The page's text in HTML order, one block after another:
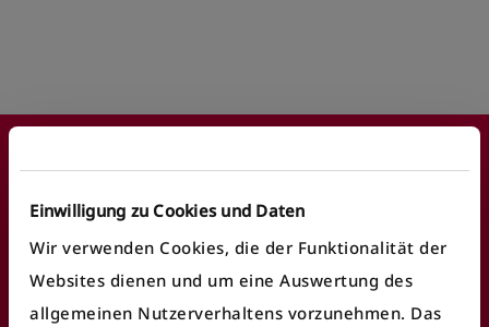
Einwilligung zu Cookies und Daten
Wir verwenden Cookies, die der Funktionalität der
Websites dienen und um eine Auswertung des
allgemeinen Nutzerverhaltens vorzunehmen. Das
Footer
Häufige Anliegen